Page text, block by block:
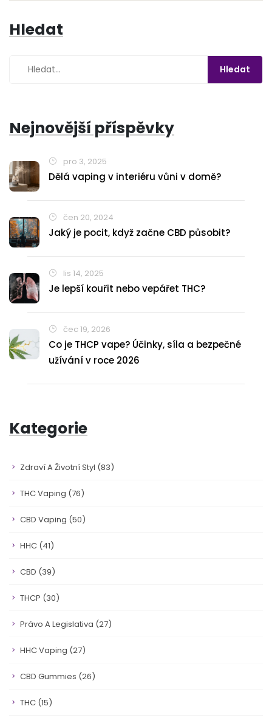
chtějí začít proces detoxikace.
Hledat
Nejnovější příspěvky
pro 3, 2025
Dělá vaping v interiéru vůni v domě?
čen 20, 2024
Jaký je pocit, když začne CBD působit?
lis 14, 2025
Je lepší kouřit nebo vepářet THC?
čec 19, 2026
Co je THCP vape? Účinky, síla a bezpečné
užívání v roce 2026
Kategorie
Zdraví A Životní Styl (83)
THC Vaping (76)
CBD Vaping (50)
HHC (41)
CBD (39)
THCP (30)
Právo A Legislativa (27)
HHC Vaping (27)
CBD Gummies (26)
THC (15)